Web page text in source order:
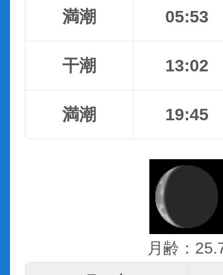
満潮 05:53
干潮 13:02
満潮 19:45
月齢：